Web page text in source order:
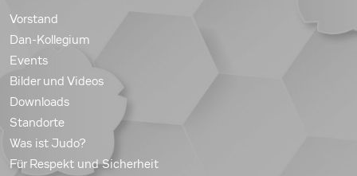
Vorstand
Dan-Kollegium
Events
Bilder und Videos
Downloads
Standorte
Was ist Judo?
Für Respekt und Sicherheit